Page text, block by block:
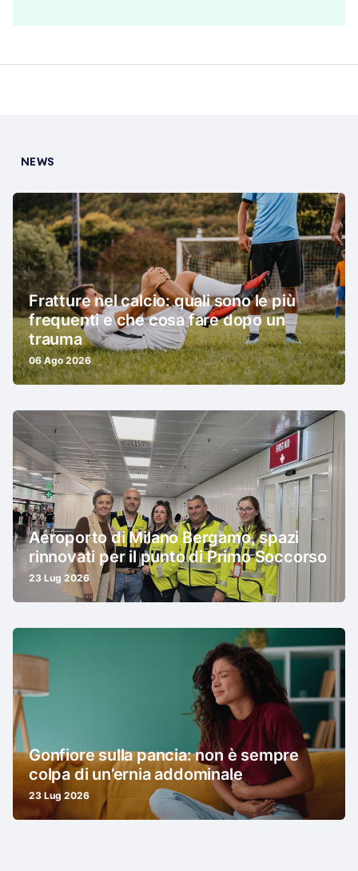
NEWS
Fratture nel calcio: quali sono le più
frequenti e che cosa fare dopo un
trauma
06 Ago 2026
Aeroporto di Milano Bergamo, spazi
rinnovati per il punto di Primo Soccorso
23 Lug 2026
Gonfiore sulla pancia: non è sempre
colpa di un’ernia addominale
23 Lug 2026